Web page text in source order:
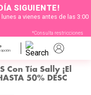
SIGUIENTE!
a vienes antes de las 3:00
*Consulta restricciones
Con Tía Sally ¡El
50% DESC